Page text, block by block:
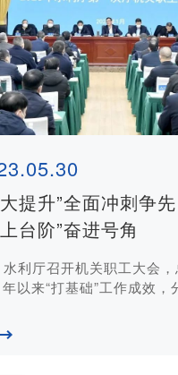
提升”全面冲刺争
台阶”奋进号角
利厅召开机关职工大会
以来“打基础”工作成效，
验，充分把握和准确研判
本原则，聚焦重点任务，